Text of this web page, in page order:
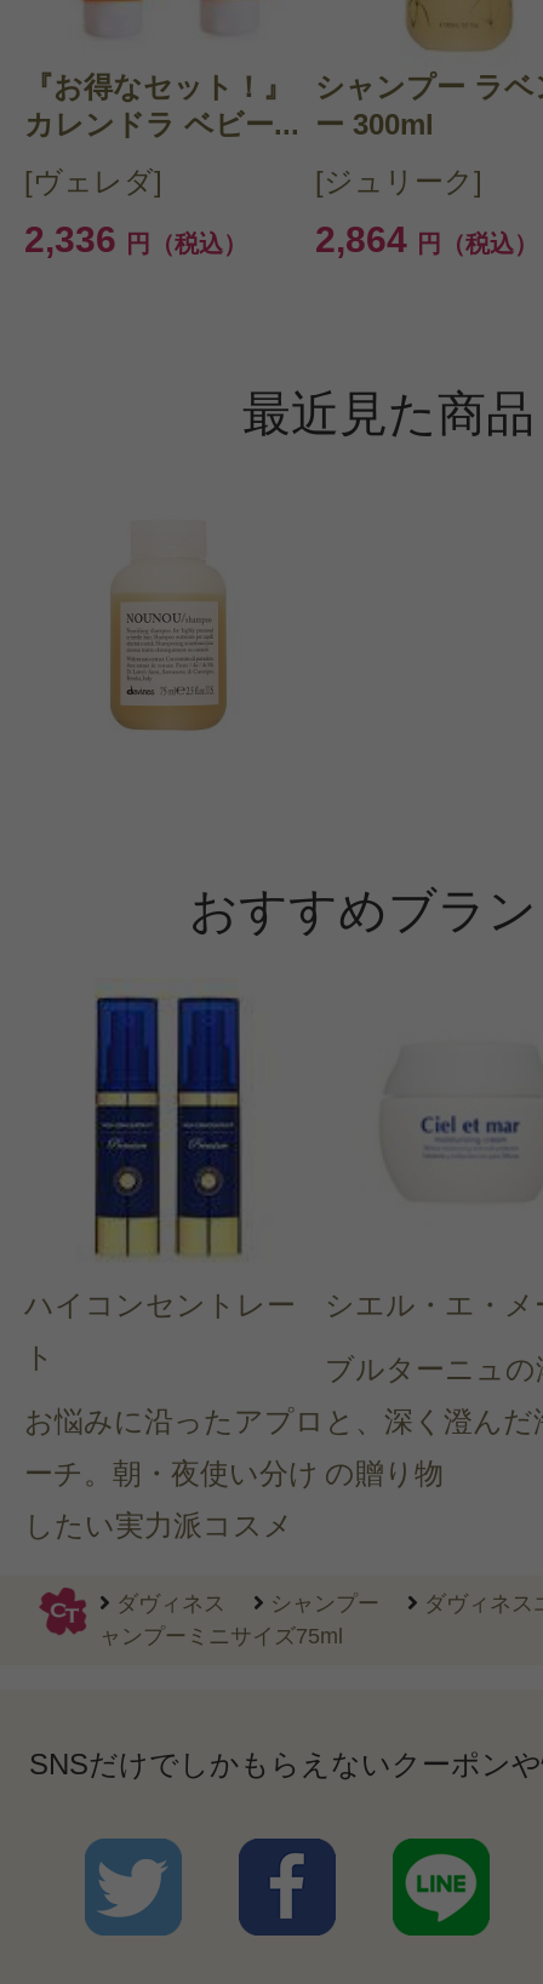
『お得なセット！』
カレンドラ ベビー...
[ヴェレダ]
2,336 円（税込）
シャンプー ラベ
ー 300ml
[ジュリーク]
2,864 円（税込）
最近見た商品
おすすめブラ
ハイコンセントレー
ト
お悩みに沿ったアプロ
ーチ。朝・夜使い分け
したい実力派コスメ
シエル・エ・メ
ブルターニュの
と、深く澄んだ
の贈り物
ダヴィネス シャンプー
ダヴィネス
ャンプーミニサイズ75ml
SNSだけでしかもらえないクーポン